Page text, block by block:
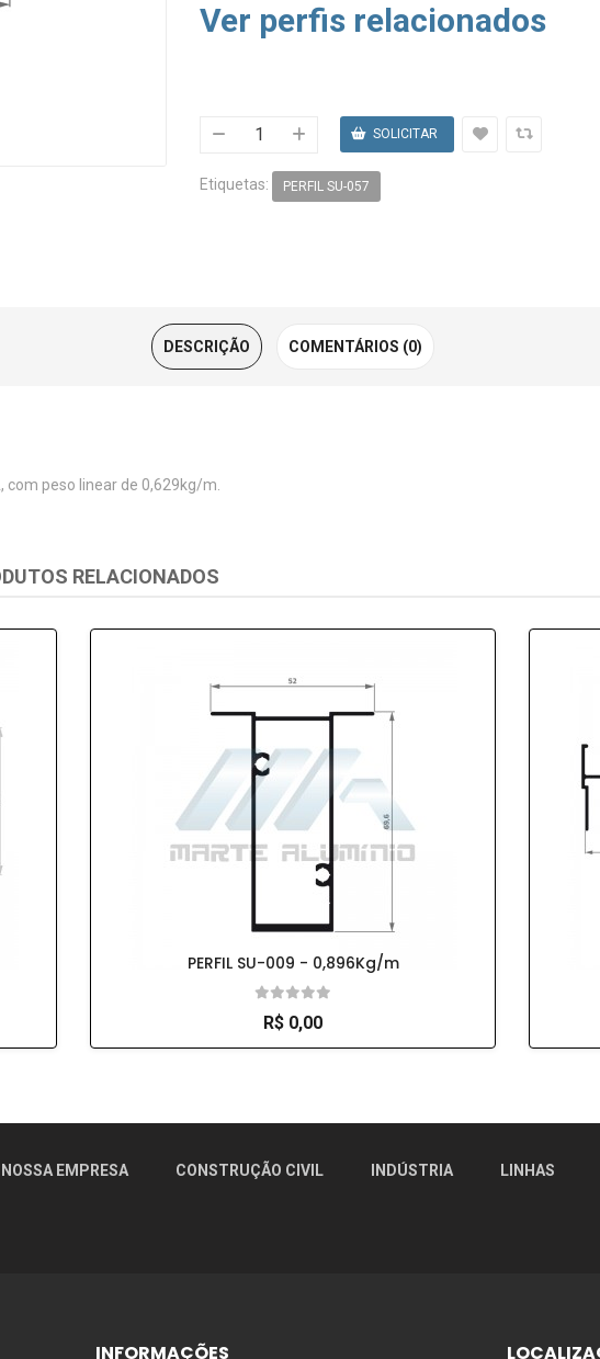
Ver perfis relacionados
Etiquetas: PERFIL SU-057
DESCRIÇÃO COMENTÁRIOS (0)
com peso linear de 0,629kg/m.
RELACIONADOS
PERFIL SU-009 - 0,896Kg/m
R$ 0,00
NOSSA EMPRESA CONSTRUÇÃO CIVIL INDÚSTRIA LINHAS
INFORMAÇÕES